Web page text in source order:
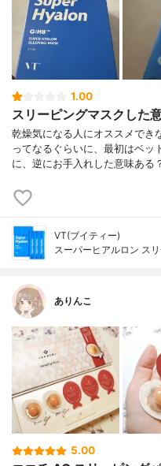
1.00
スリーピングマスクした
乾燥気になる人にオススメでき
ってなるぐらいに、最初はベッ
に、逆にお手入れした意味ある
VT(ブイティー)
スーパーヒアルロン ス
ありんこ
5.00